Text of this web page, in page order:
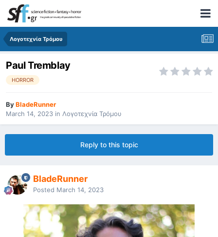
Λογοτεχνία Τρόμου
Paul Tremblay
HORROR
ByBladeRunner
March 14, 2023 in Λογοτεχνία Τρόμου
Reply to this topic
BladeRunner
Posted March 14, 2023